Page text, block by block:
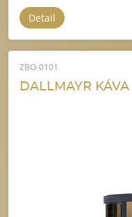
Detail
ZBO-0101
DALLMAYR